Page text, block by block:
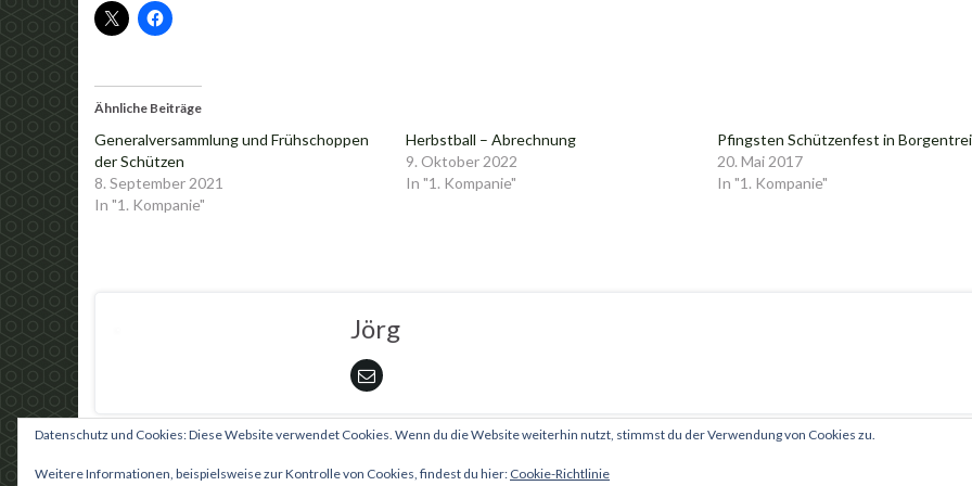
Ähnliche Beiträge
Generalversammlung und Frühschoppen
der Schützen
8. September 2021
In "1. Kompanie"
Herbstball – Abrechnung
9. Oktober 2022
In "1. Kompanie"
Pfingsten Schützenfest in
20. Mai 2017
In "1. Kompanie"
Jörg
Datenschutz und Cookies: Diese Website verwendet Cookies. Wenn du die Website weiterhin nutzt, stimmst du der Verwendung von Cookies zu.
Weitere Informationen, beispielsweise zur Kontrolle von Cookies, findest du hier: Cookie-Richtlinie